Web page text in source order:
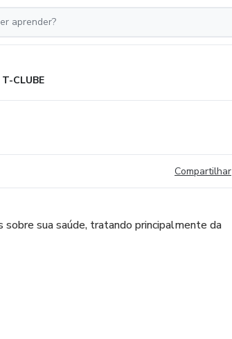
T-CLUBE
Compartilhar
sobre sua saúde, tratando principalmente da